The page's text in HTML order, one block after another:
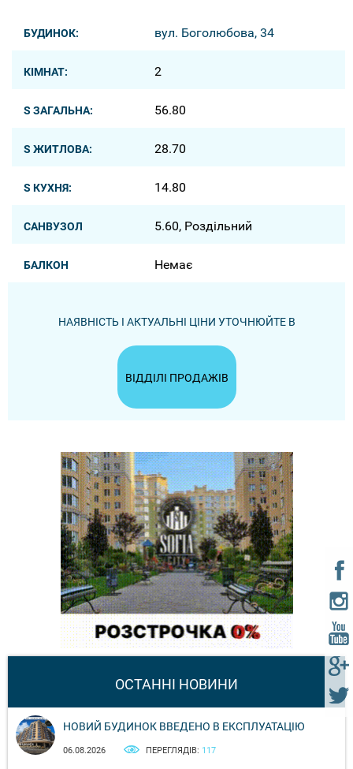
БУДИНОК: вул. Боголюбова, 34
КІМНАТ: 2
S ЗАГАЛЬНА: 56.80
S ЖИТЛОВА: 28.70
S КУХНЯ: 14.80
САНВУЗОЛ 5.60, Роздільний
БАЛКОН Немає
НАЯВНІСТЬ І АКТУАЛЬНІ ЦІНИ УТОЧНЮЙТЕ В
ВІДДІЛІ ПРОДАЖІВ
ОСТАННІ НОВИНИ
НОВИЙ БУДИНОК ВВЕДЕНО В ЕКСПЛУАТАЦІЮ
06.08.2026 ПЕРЕГЛЯДІВ: 117